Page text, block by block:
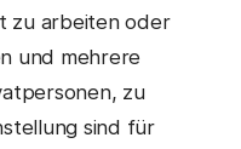
zu arbeiten oder
und mehrere
zu
sind für